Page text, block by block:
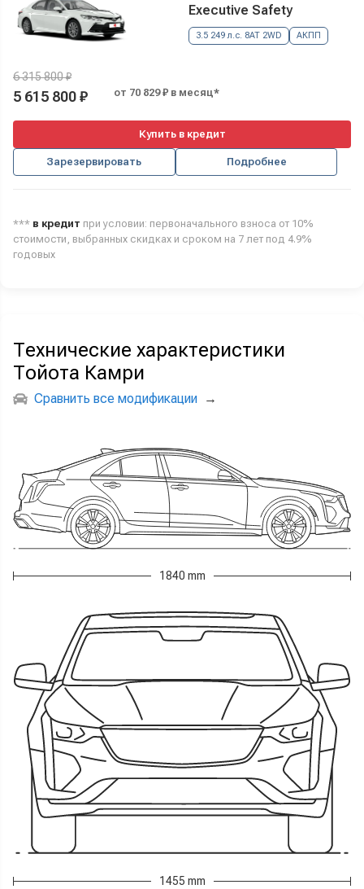
Executive Safety
3.5 249 л.с. 8AT 2WD АКПП
6 315 800 ₽
5 615 800 ₽ от 70 829 ₽ в месяц*
Купить в кредит
Зарезервировать Подробнее
*** в кредит при условии: первоначального взноса от 10%
стоимости, выбранных скидках и сроком на 7 лет под 4.9%
годовых
Технические характеристики
Тойота Камри
Сравнить все модификации →
1840 mm
1455 mm